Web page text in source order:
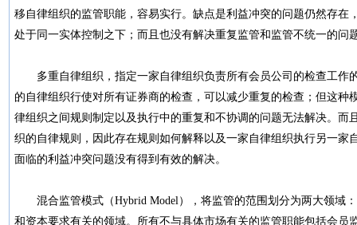
移自律组织的监管职能，容易实行。缺点是利益冲突的问题仍然存在
处于同一实体控制之下；而且也没有解决重复监管和监管不统一的
多重自律组织，指定一家自律组织负责所有会员公司的检查工作
的自律组织行使对所有证券商的检查，可以减少重复的检查；但这种
律组织之间规则制定以及执行中的重复和不协调的问题无法解决。而
织的自律规则，因此存在规则如何解释以及一家自律组织执行另一家
面临的利益冲突问题没有得到有效的解决。
混合监管模式（Hybrid Model），将监管的范围划分为两大领域
和资本要求有关的领域。所有不与具体市场有关的监管职能包括会员